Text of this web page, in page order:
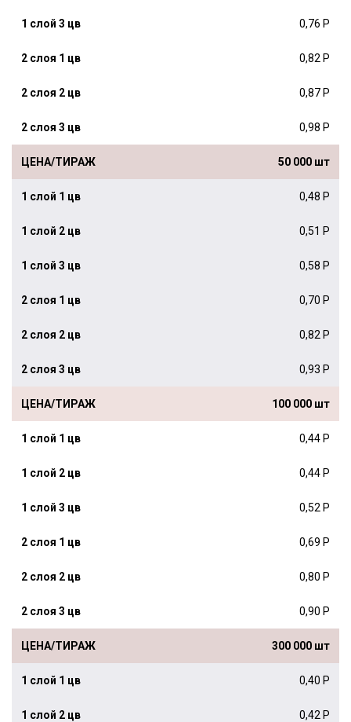
0,76 Р
0,82 Р
0,87 Р
0,98 Р
50 000 шт
0,48 Р
0,51 Р
0,58 Р
0,70 Р
0,82 Р
0,93 Р
100 000 шт
0,44 Р
0,44 Р
0,52 Р
0,69 Р
0,80 Р
0,90 Р
300 000 шт
0,40 Р
0,42 Р